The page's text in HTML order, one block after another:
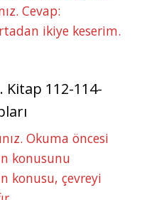
Cevap:
ikiye keserim.
Kitap 112-114-
Okuma öncesi
konusunu
konusu, çevreyi